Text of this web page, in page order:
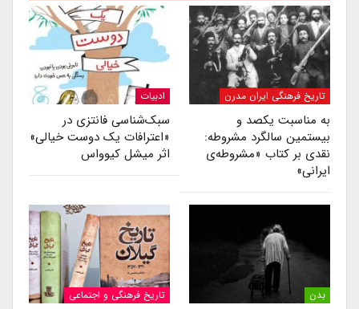
تاریخ فرهنگی ایران مدرن
به مناسبت یکصد و
بیستمین سالگرد مشروطه:
نقدی بر کتاب «مشروطه‌ی
ایرانی»
ادبیات
سبک‌شناسی فانتزی در
«اعترافات یک دوست خیالی»
اثر میشل کیوواس
بدن تاریخ فرهنگی و اجتماعی